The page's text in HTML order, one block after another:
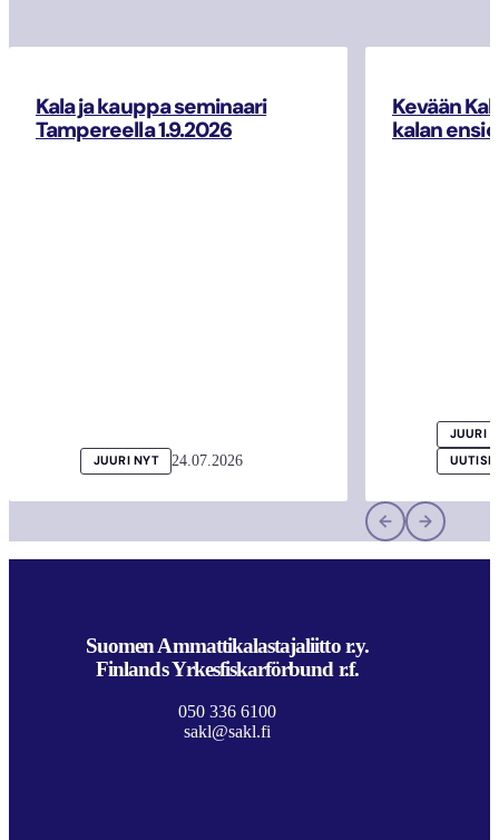
Kala ja kauppa seminaari
Tampereella 1.9.2026
JUURI NYT 24.07.2026
Kevään
kalan
JUURI
Suomen Ammattikalastajaliitto r.y.
Finlands Yrkesfiskarförbund r.f.
050 336 6100
sakl@sakl.fi